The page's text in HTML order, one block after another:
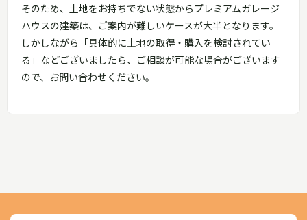
そのため、土地をお持ちでない状態からプレミアムガレージ
ハウスの建築は、ご案内が難しいケースが大半となります。
しかしながら「具体的に土地の取得・購入を検討されてい
る」などございましたら、ご相談が可能な場合がございます
ので、お問い合わせください。